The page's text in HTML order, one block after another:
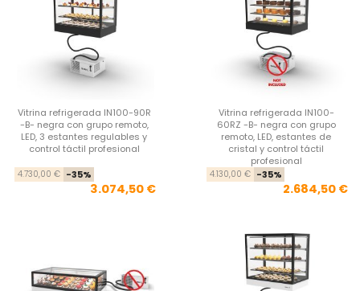
Vitrina refrigerada IN100-90R
-B- negra con grupo remoto,
LED, 3 estantes regulables y
control táctil profesional
Precio base
4.730,00 € -35%
3.074,50 €
Vitrina refrigerada IN100-
60RZ -B- negra con grupo
remoto, LED, estantes de
cristal y control táctil
profesional
4.130,00 € -35%
2.684,50 €